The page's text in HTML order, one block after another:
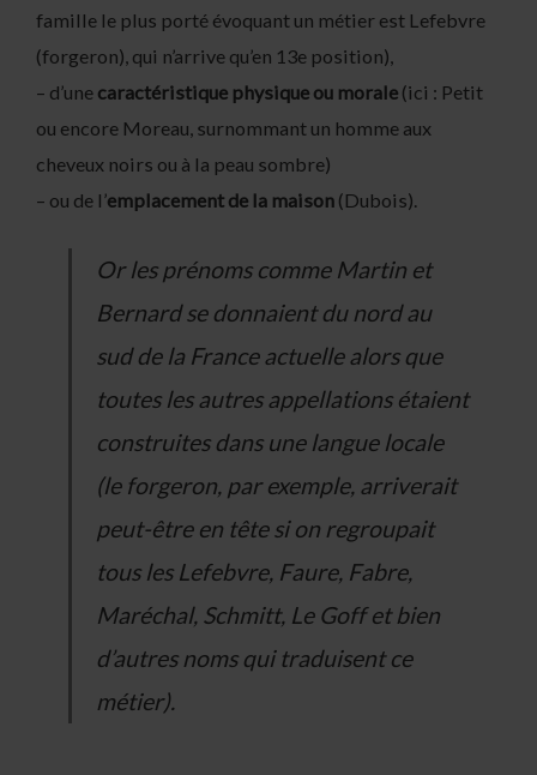
famille le plus porté évoquant un métier est Lefebvre
(forgeron), qui n’arrive qu’en 13e position),
– d’une caractéristique physique ou morale (ici : Petit
ou encore Moreau, surnommant un homme aux
cheveux noirs ou à la peau sombre)
– ou de l’emplacement de la maison (Dubois).
Or les prénoms comme Martin et
Bernard se donnaient du nord au
sud de la France actuelle alors que
toutes les autres appellations étaient
construites dans une langue locale
(le forgeron, par exemple, arriverait
peut-être en tête si on regroupait
tous les Lefebvre, Faure, Fabre,
Maréchal, Schmitt, Le Goff et bien
d’autres noms qui traduisent ce
métier).